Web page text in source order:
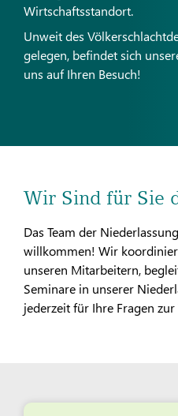
Wirtschaftsstandort.
Unweit des
gelegen, befindet sich
uns auf Ihren Besuch!
Wir Sind für Sie
Das Team der
willkommen! Wir
unseren Mitarbeitern,
Seminare in unserer
jederzeit für Ihre Fragen